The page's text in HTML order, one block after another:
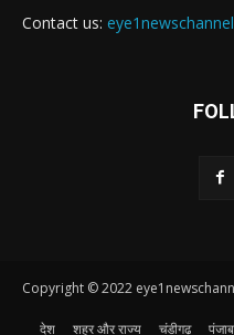
Contact us:
Copyright © 2022
देश शहर और राज्य चंडीगढ़ पंजाब